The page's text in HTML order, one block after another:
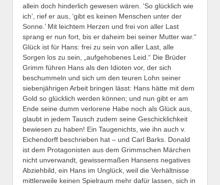
allein doch hinderlich gewesen wären. ‘So glücklich wie
ich’, rief er aus, ‘gibt es keinen Menschen unter der
Sonne.’ Mit leichtem Herzen und frei von aller Last
sprang er nun fort, bis er daheim bei seiner Mutter war.“
Glück ist für Hans: frei zu sein von aller Last, alle
Sorgen los zu sein, „aufgehobenes Leid.“ Die Brüder
Grimm führen Hans als den Idioten vor, der sich
beschummeln und sich um den teuren Lohn seiner
siebenjährigen Arbeit bringen lässt: Hans hätte mit dem
Gold so glücklich werden können; und nun gibt er am
Ende seine dumm verlorene Habe noch als Glück aus,
glaubt in jedem Tausch zudem seine Geschicklichkeit
bewiesen zu haben! Ein Taugenichts, wie ihn auch v.
Eichendorff beschrieben hat – und Carl Barks. Donald
ist dem Protagonisten aus dem Grimmschen Märchen
nicht unverwandt, gewissermaßen Hansens negatives
Abziehbild, ein Hans im Unglück, weil die Verhältnisse
mittlerweile keinen Spielraum mehr dafür lassen, sich in